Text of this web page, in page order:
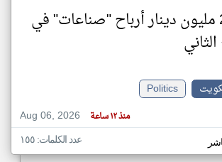
22.5 مليون دينار أرباح "صناعات" في
الثاني
Politics
Aug 06, 2026
منذ ١٢ ساعة
عدد الكلمات: ١٥٥